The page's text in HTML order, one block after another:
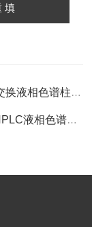
相色谱柱糖柱
相色谱柱分离